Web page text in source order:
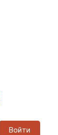
Войти